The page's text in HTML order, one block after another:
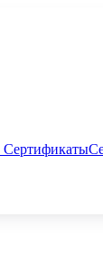
Сертификаты